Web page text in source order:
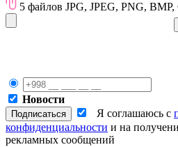
5 файлов JPG, JPEG, PNG,
Новости
Я соглашаюсь с
конфиденциальности и на
рекламных сообщений